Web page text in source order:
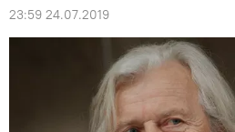
23:59 24.07.2019